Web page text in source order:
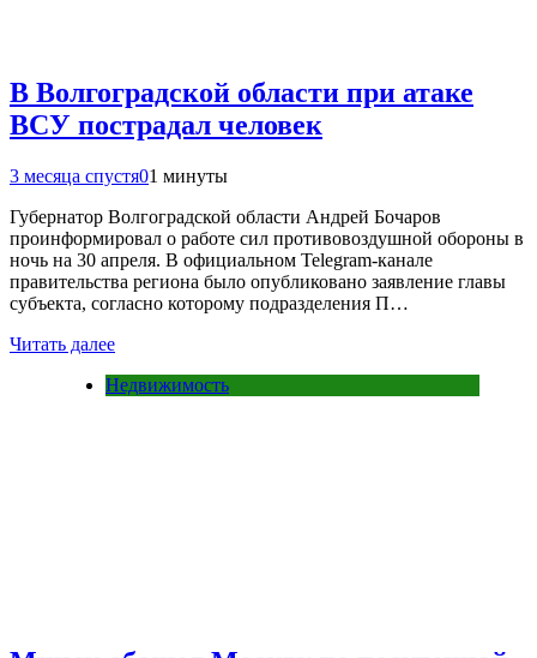
В Волгоградской области при атаке
ВСУ пострадал человек
3 месяца спустя01 минуты
Губернатор Волгоградской области Андрей Бочаров
проинформировал о работе сил противовоздушной обороны в
ночь на 30 апреля. В официальном Telegram-канале
правительства региона было опубликовано заявление главы
субъекта, согласно которому подразделения П…
Читать далее
Недвижимость